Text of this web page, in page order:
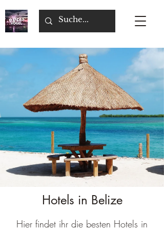
Hotels in Belize
Hier findet ihr die besten Hotels in